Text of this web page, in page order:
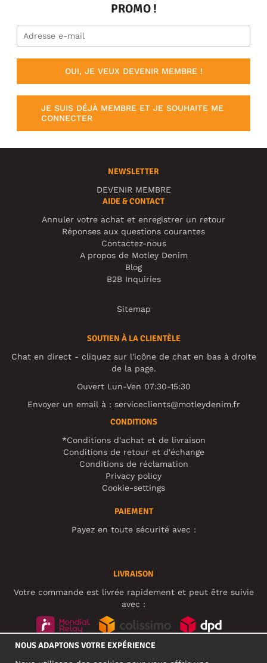
PROMO !
OUI, JE VEUX DEVENIR MEMBRE !
JE SUIS DÉJÀ MEMBRE ET JE SOUHAITE ME
CONNECTER
NEWSLETTER
DEVENIR MEMBRE
AIDE & CONTACT
Annuler votre achat et enregistrer un retour
Réponses aux questions courantes
Contactez-nous
A propos de Motley Denim
Blog
B2B Inquiries
Sitemap
SOUTIEN À LA CLIENTÈLE
Chat en direct - cliquez sur l'icône de chat en bas à droite
de la page.
Ouvert Lun-Ven 07:30-15:30
Envoyer un email à : serviceclients@motleydenim.fr
CONDITIONS
*Conditions d'achat et de livraison
Conditions de retour et d'échange
Conditions de réclamation
Privacy policy
Cookie-settings
PAIEMENT
Payez en toute sécurité avec :
LIVRAISON
Votre commande est livrée rapidement et peut être suivie
avec :
NOUS ADAPTONS VOTRE EXPÉRIENCE